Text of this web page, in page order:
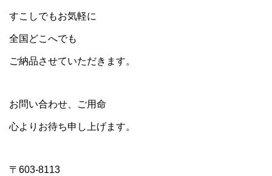
すこしでもお気軽に
全国どこへでも
ご納品させていただきます。
お問い合わせ、ご用命
心よりお待ち申し上げます。
〒603-8113